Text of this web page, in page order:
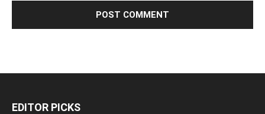
EDITOR PICKS